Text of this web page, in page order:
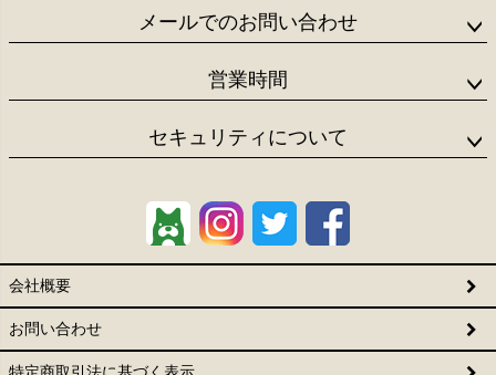
メールでのお問い合わせ
営業時間
セキュリティについて
会社概要
お問い合わせ